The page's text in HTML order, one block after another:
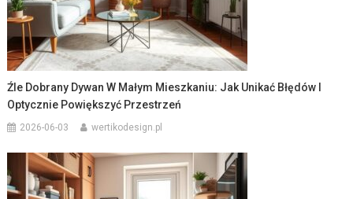
Źle Dobrany Dywan W Małym Mieszkaniu: Jak Unikać Błędów I
Optycznie Powiększyć Przestrzeń
2026-06-03 wertikodesign.pl